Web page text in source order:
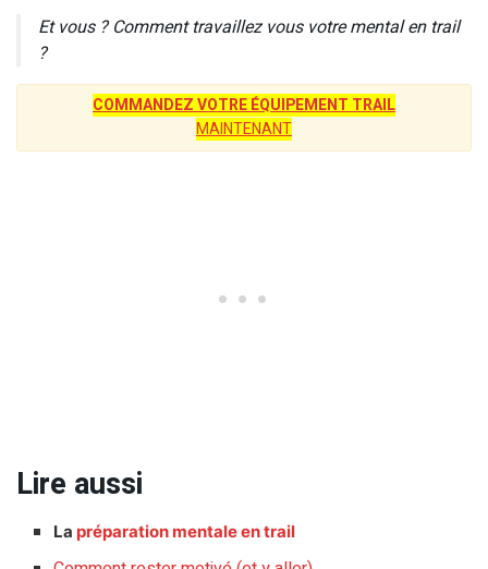
Et vous ? Comment travaillez vous votre mental en trail
?
COMMANDEZ VOTRE ÉQUIPEMENT TRAIL
MAINTENANT
Lire aussi
La préparation mentale en trail